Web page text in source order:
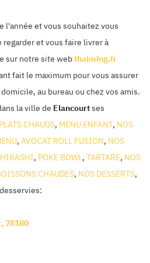
l'année et vous souhaitez vous
et vous faire livrer à
sur notre site webthaiming.fr
fait le maximum pour vous assurer
au bureau ou chez vos amis.
la ville de Elancourtses
PLATS CHAUDS, MENU ENFANT, NOS
, AVOCAT ROLL FUSION, NOS
, POKE BOWL, TARTARE, NOS
CHAUDES, NOS DESSERTS,
,78180